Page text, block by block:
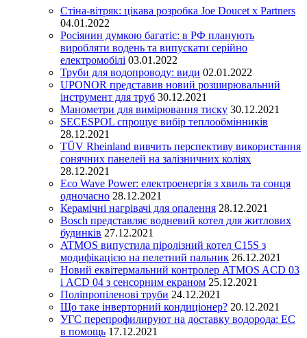
Стіна-вітряк: цікава розробка Joe Doucet x Partners
04.01.2022
Росіянин думкою багатіє: в РФ планують
виробляти водень та випускати серійно
електромобілі 03.01.2022
Труби для водопроводу: види 02.01.2022
UPONOR представив новий розширювальний
інструмент для труб 30.12.2021
Манометри для вимірювання тиску 30.12.2021
SECESPOL спрощує вибір теплообмінників
28.12.2021
TÜV Rheinland вивчить перспективу використання
сонячних панелей на залізничних коліях
28.12.2021
Eco Wave Power: електроенергія з хвиль та сонця
одночасно 28.12.2021
Керамічні нагрівачі для опалення 28.12.2021
Bosch представляє водневий котел для житлових
будинків 27.12.2021
ATMOS випустила піролізний котел C15S з
модифікацією на пелетний пальник 26.12.2021
Новий еквітермальний контролер ATMOS ACD 03
і ACD 04 з сенсорним екраном 25.12.2021
Поліпропіленові труби 24.12.2021
Що таке інверторний кондиціонер? 20.12.2021
УГС перепрофилируют на доставку водорода: EC
в помощь 17.12.2021